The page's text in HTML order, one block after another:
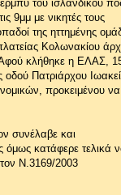
του ισλανδικού
9μμ με νικητές τους
της ηττημένης
Κολωνακίου
κλήθηκε η ΕΛΑΣ,
οδού Πατριάρχου
προκειμένου
συνέλαβε και
κατάφερε τελικά
Ν.3169/2003